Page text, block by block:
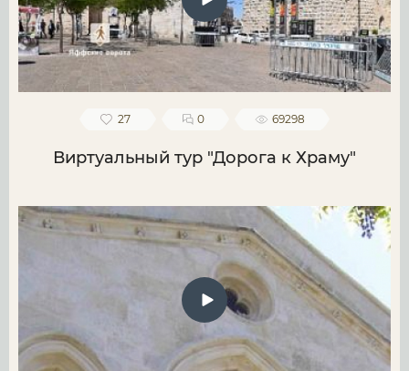
27 0 69298
Виртуальный тур "Дорога к Храму"